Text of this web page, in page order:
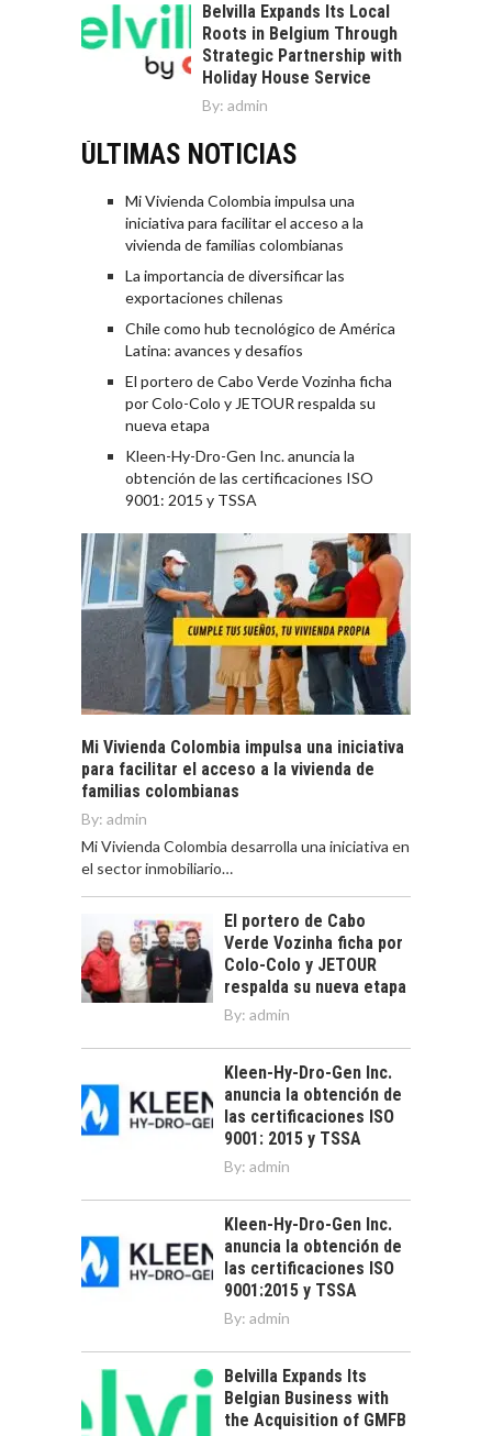
Belvilla Expands Its Local
Roots in Belgium Through
Strategic Partnership with
Holiday House Service
By: admin
ÚLTIMAS NOTICIAS
Mi Vivienda Colombia impulsa una
iniciativa para facilitar el acceso a la
vivienda de familias colombianas
La importancia de diversificar las
exportaciones chilenas
Chile como hub tecnológico de América
Latina: avances y desafíos
El portero de Cabo Verde Vozinha ficha
por Colo-Colo y JETOUR respalda su
nueva etapa
Kleen-Hy-Dro-Gen Inc. anuncia la
obtención de las certificaciones ISO
9001: 2015 y TSSA
Mi Vivienda Colombia impulsa una iniciativa
para facilitar el acceso a la vivienda de
familias colombianas
By: admin
Mi Vivienda Colombia desarrolla una iniciativa en
el sector inmobiliario…
El portero de Cabo
Verde Vozinha ficha por
Colo-Colo y JETOUR
respalda su nueva etapa
By: admin
Kleen-Hy-Dro-Gen Inc.
anuncia la obtención de
las certificaciones ISO
9001: 2015 y TSSA
By: admin
Kleen-Hy-Dro-Gen Inc.
anuncia la obtención de
las certificaciones ISO
9001:2015 y TSSA
By: admin
Belvilla Expands Its
Belgian Business with
the Acquisition of GMFB